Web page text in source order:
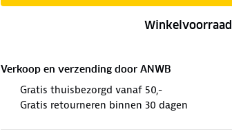
Winkelvoorraad
Verkoop en verzending door ANWB
Gratis thuisbezorgd vanaf 50,-
Gratis retourneren binnen 30 dagen